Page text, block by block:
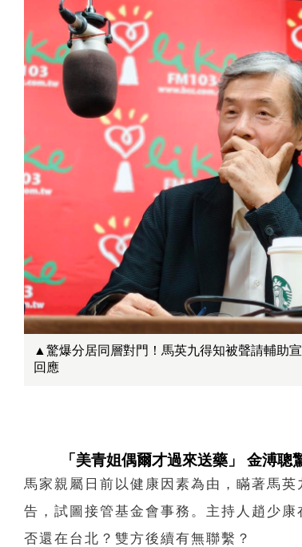
▲驚爆分居同層對門！馬英九得知被聲請輔助
回應
「美青姐偶爾才過來送藥」 金溥聰
馬家親屬日前以健康因素為由，瞞著馬
告，試圖接管基金會事務。主持人趙少
否還在台北？雙方後續有無聯繫？